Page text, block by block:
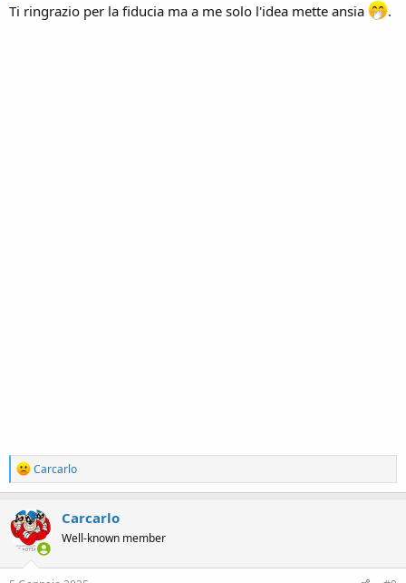
Ti ringrazio per la fiducia ma a me solo l'idea mette ansia .
R
e
a
c
t
i
o
n
Carcarlo
Carcarlo
Well-known member